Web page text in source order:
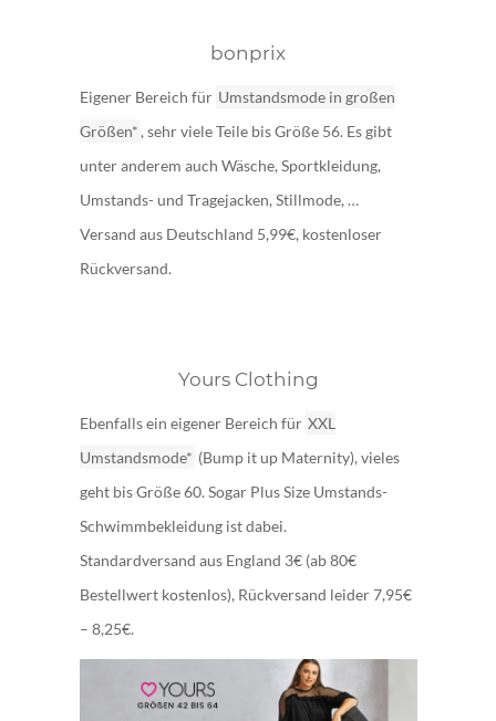
bonprix
Eigener Bereich für Umstandsmode in großen
Größen* , sehr viele Teile bis Größe 56. Es gibt
unter anderem auch Wäsche, Sportkleidung,
Umstands- und Tragejacken, Stillmode, …
Versand aus Deutschland 5,99€, kostenloser
Rückversand.
Yours Clothing
Ebenfalls ein eigener Bereich für XXL
Umstandsmode* (Bump it up Maternity), vieles
geht bis Größe 60. Sogar Plus Size Umstands-
Schwimmbekleidung ist dabei.
Standardversand aus England 3€ (ab 80€
Bestellwert kostenlos), Rückversand leider 7,95€
– 8,25€.